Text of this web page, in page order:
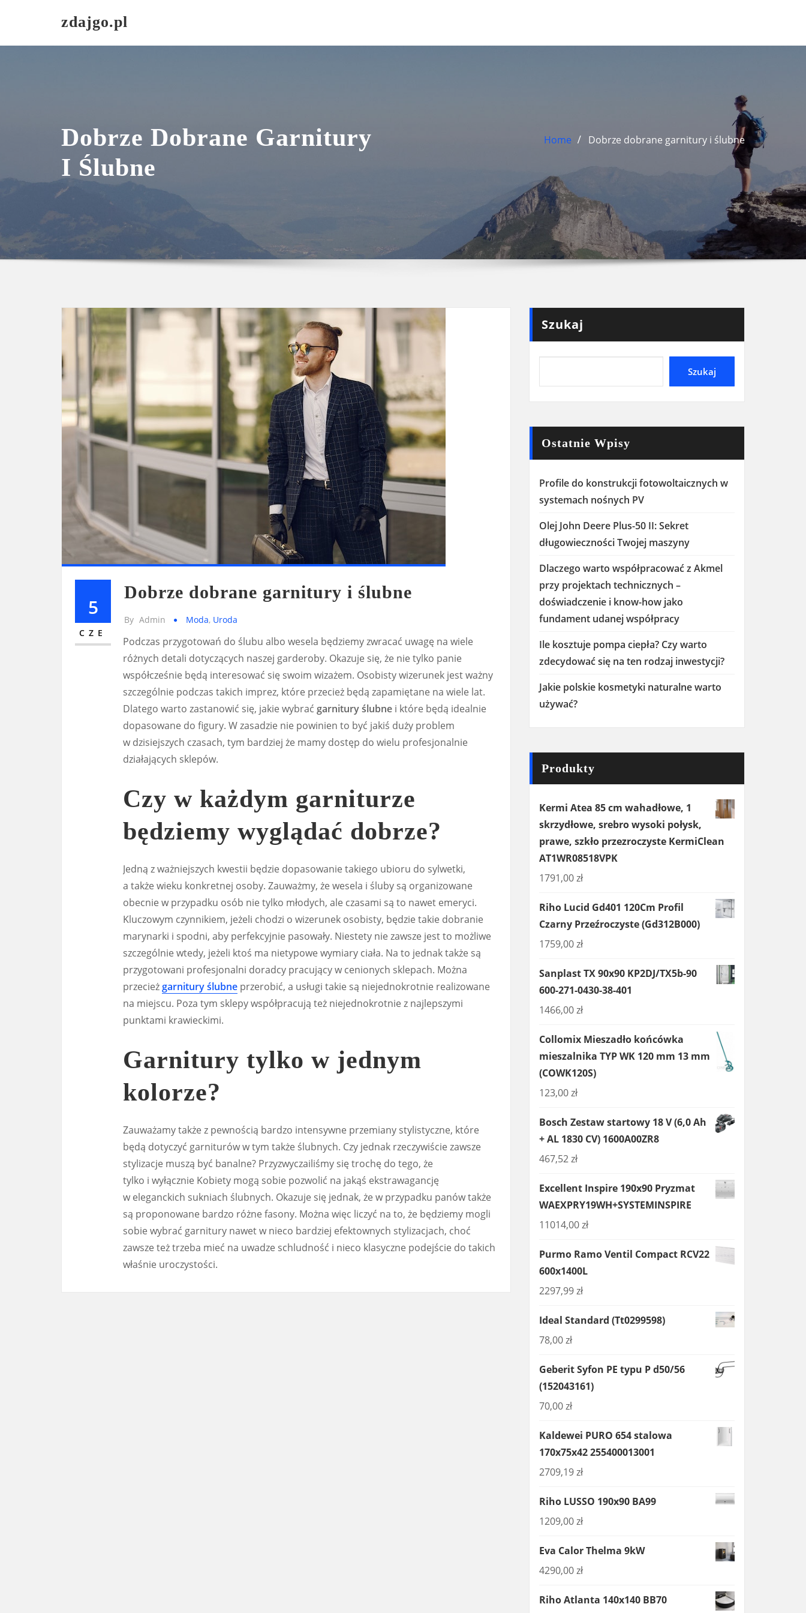
zdajgo.pl
Dobrze Dobrane Garnitury
I Ślubne
Home Dobrze dobrane garnitury i ślubne
5
CZE
Dobrze dobrane garnitury i ślubne
By Admin Moda, Uroda
Podczas przygotowań do ślubu albo wesela będziemy zwracać uwagę na wiele
różnych detali dotyczących naszej garderoby. Okazuje się, że nie tylko panie
współcześnie będą interesować się swoim wizażem. Osobisty wizerunek jest ważny
szczególnie podczas takich imprez, które przecież będą zapamiętane na wiele lat.
Dlatego warto zastanowić się, jakie wybrać garnitury ślubne i które będą idealnie
dopasowane do figury. W zasadzie nie powinien to być jakiś duży problem
w dzisiejszych czasach, tym bardziej że mamy dostęp do wielu profesjonalnie
działających sklepów.
Czy w każdym garniturze
będziemy wyglądać dobrze?
Jedną z ważniejszych kwestii będzie dopasowanie takiego ubioru do sylwetki,
a także wieku konkretnej osoby. Zauważmy, że wesela i śluby są organizowane
obecnie w przypadku osób nie tylko młodych, ale czasami są to nawet emeryci.
Kluczowym czynnikiem, jeżeli chodzi o wizerunek osobisty, będzie takie dobranie
marynarki i spodni, aby perfekcyjnie pasowały. Niestety nie zawsze jest to możliwe
szczególnie wtedy, jeżeli ktoś ma nietypowe wymiary ciała. Na to jednak także są
przygotowani profesjonalni doradcy pracujący w cenionych sklepach. Można
przecieżgarnitury ślubne przerobić, a usługi takie są niejednokrotnie realizowane
na miejscu. Poza tym sklepy współpracują też niejednokrotnie z najlepszymi
punktami krawieckimi.
Garnitury tylko w jednym
kolorze?
Zauważamy także z pewnością bardzo intensywne przemiany stylistyczne, które
będą dotyczyć garniturów w tym także ślubnych. Czy jednak rzeczywiście zawsze
stylizacje muszą być banalne? Przyzwyczailiśmy się trochę do tego, że
tylko i wyłącznie Kobiety mogą sobie pozwolić na jakąś ekstrawagancję
w eleganckich sukniach ślubnych. Okazuje się jednak, że w przypadku panów także
są proponowane bardzo różne fasony. Można więc liczyć na to, że będziemy mogli
sobie wybrać garnitury nawet w nieco bardziej efektownych stylizacjach, choć
zawsze też trzeba mieć na uwadze schludność i nieco klasyczne podejście do takich
właśnie uroczystości.
Szukaj
Szukaj
Ostatnie Wpisy
Profile do konstrukcji fotowoltaicznych w
systemach nośnych PV
Olej John Deere Plus-50 II: Sekret
długowieczności Twojej maszyny
Dlaczego warto współpracować z Akmel
przy projektach technicznych –
doświadczenie i know-how jako
fundament udanej współpracy
Ile kosztuje pompa ciepła? Czy warto
zdecydować się na ten rodzaj inwestycji?
Jakie polskie kosmetyki naturalne warto
używać?
Produkty
Kermi Atea 85 cm wahadłowe, 1
skrzydłowe, srebro wysoki połysk,
prawe, szkło przezroczyste KermiClean
AT1WR08518VPK
1791,00zł
Riho Lucid Gd401 120Cm Profil
Czarny Przeźroczyste (Gd312B000)
1759,00zł
Sanplast TX 90x90 KP2DJ/TX5b-90
600-271-0430-38-401
1466,00zł
Collomix Mieszadło końcówka
mieszalnika TYP WK 120 mm 13 mm
(COWK120S)
123,00zł
Bosch Zestaw startowy 18 V (6,0 Ah
+ AL 1830 CV) 1600A00ZR8
467,52zł
Excellent Inspire 190x90 Pryzmat
WAEXPRY19WH+SYSTEMINSPIRE
11014,00zł
Purmo Ramo Ventil Compact RCV22
600x1400L
2297,99zł
Ideal Standard (Tt0299598)
78,00zł
Geberit Syfon PE typu P d50/56
(152043161)
70,00zł
Kaldewei PURO 654 stalowa
170x75x42 255400013001
2709,19zł
Riho LUSSO 190x90 BA99
1209,00zł
Eva Calor Thelma 9kW
4290,00zł
Riho Atlanta 140x140 BB70